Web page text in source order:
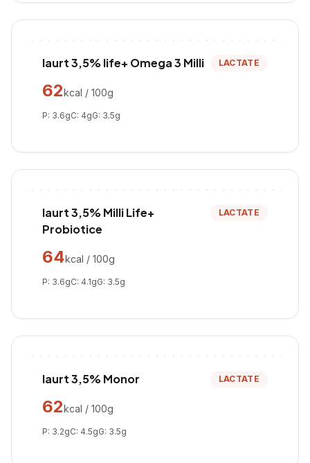
Iaurt 3,5% life+ Omega 3 Milli LACTATE
62kcal / 100g
P: 3.6gC: 4gG: 3.5g
Iaurt 3,5% Milli Life+
Probiotice
LACTATE
64kcal / 100g
P: 3.6gC: 4.1gG: 3.5g
Iaurt 3,5% Monor LACTATE
62kcal / 100g
P: 3.2gC: 4.5gG: 3.5g